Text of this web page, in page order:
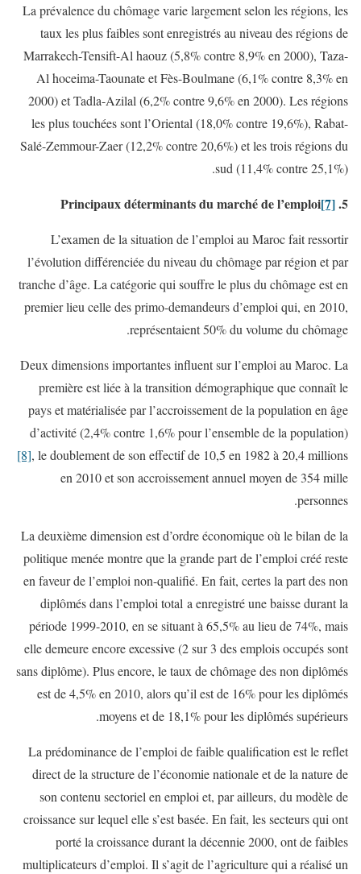
La prévalence du chômage varie largement selon les régions, les
taux les plus faibles sont enregistrés au niveau des régions de
Marrakech-Tensift-Al haouz (5,8% contre 8,9% en 2000), Taza-
Al hoceima-Taounate et Fès-Boulmane (6,1% contre 8,3% en
2000) et Tadla-Azilal (6,2% contre 9,6% en 2000). Les régions
les plus touchées sont l’Oriental (18,0% contre 19,6%), Rabat-
Salé-Zemmour-Zaer (12,2% contre 20,6%) et les trois régions du
sud (11,4% contre 25,1%).
5. Principaux déterminants du marché de l’emploi
[7]
L’examen de la situation de l’emploi au Maroc fait ressortir
l’évolution différenciée du niveau du chômage par région et par
tranche d’âge. La catégorie qui souffre le plus du chômage est en
premier lieu celle des primo-demandeurs d’emploi qui, en 2010,
représentaient 50% du volume du chômage.
Deux dimensions importantes influent sur l’emploi au Maroc. La
première est liée à la transition démographique que connaît le
pays et matérialisée par l’accroissement de la population en âge
d’activité (2,4% contre 1,6% pour l’ensemble de la population)
[8], le doublement de son effectif de 10,5 en 1982 à 20,4 millions
en 2010 et son accroissement annuel moyen de 354 mille
personnes.
La deuxième dimension est d’ordre économique où le bilan de la
politique menée montre que la grande part de l’emploi créé reste
en faveur de l’emploi non-qualifié. En fait, certes la part des non
diplômés dans l’emploi total a enregistré une baisse durant la
période 1999-2010, en se situant à 65,5% au lieu de 74%, mais
elle demeure encore excessive (2 sur 3 des emplois occupés sont
sans diplôme). Plus encore, le taux de chômage des non diplômés
est de 4,5% en 2010, alors qu’il est de 16% pour les diplômés
moyens et de 18,1% pour les diplômés supérieurs.
La prédominance de l’emploi de faible qualification est le reflet
direct de la structure de l’économie nationale et de la nature de
son contenu sectoriel en emploi et, par ailleurs, du modèle de
croissance sur lequel elle s’est basée. En fait, les secteurs qui ont
porté la croissance durant la décennie 2000, ont de faibles
multiplicateurs d’emploi. Il s’agit de l’agriculture qui a réalisé un